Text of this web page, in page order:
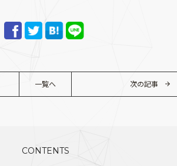
一覧へ 次の記事
CONTENTS